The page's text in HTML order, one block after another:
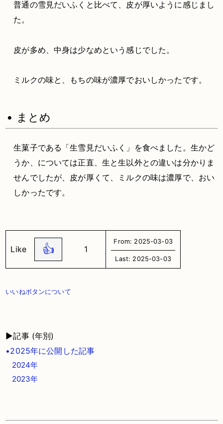
普通の雪見だいふくと比べて、皮が厚いように感じまし
た。
皮が多め、中身は少なめという感じでした。
ミルクの味と、もちの味が濃厚でおいしかったです。
• まとめ
生菓子である「生雪見だいふく」を食べました。生かど
うか、については正直、生と生以外との違いは分かりま
せんでしたが、皮が厚くて、ミルクの味は濃厚で、おい
しかったです。
Like 👍 1
From: 2025-03-03
Last: 2025-03-03
いいねボタンについて
▶記事 (年別)
•2025年に公開した記事
2024年
2023年